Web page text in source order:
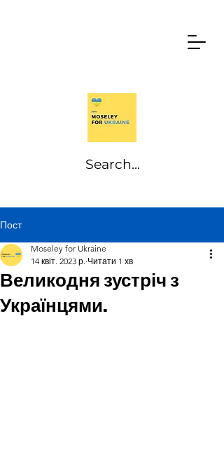
Пост
Великодня зустріч з
Українцями.
Moseley for Ukraine
14 квіт. 2023 р. Читати 1 хв